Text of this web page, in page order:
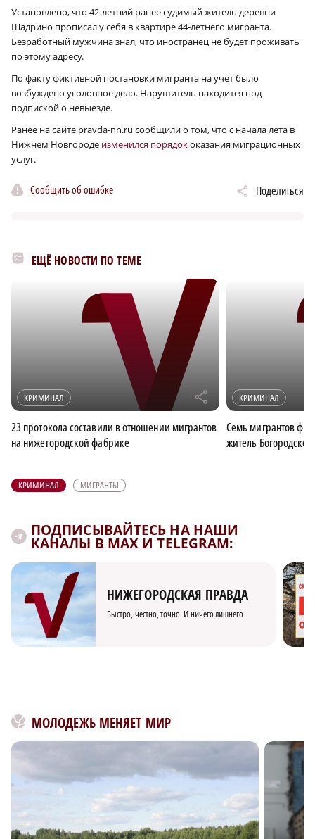
Установлено, что 42-летний ранее судимый житель деревни
Шадрино прописал у себя в квартире 44-летнего мигранта.
Безработный мужчина знал, что иностранец не будет проживать
по этому адресу.
По факту фиктивной постановки мигранта на учет было
возбуждено уголовное дело. Нарушитель находится под
подпиской о невыезде.
Ранее на сайте pravda-nn.ru сообщили о том, что с начала лета в
Нижнем Новгороде изменился порядококазания миграционных
услуг.
Сообщить об ошибке Поделиться
ЕЩЁ НОВОСТИ ПО ТЕМЕ
КРИМИНАЛ r
23 протокола составили в отношении мигрантов
на нижегородской фабрике
КРИМИНАЛ
Семь мигрантов
житель
КРИМИНАЛ МИГРАНТЫ
ПОДПИСЫВАЙТЕСЬ НА НАШИ
КАНАЛЫ В MAX И TELEGRAM:
НИЖЕГОРОДСКАЯ ПРАВДА
Быстро, честно, точно. И ничего лишнего
МОЛОДЕЖЬ МЕНЯЕТ МИР